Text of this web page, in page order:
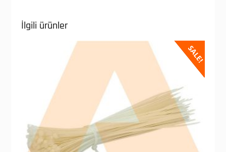
İlgili ürünler
SALE!